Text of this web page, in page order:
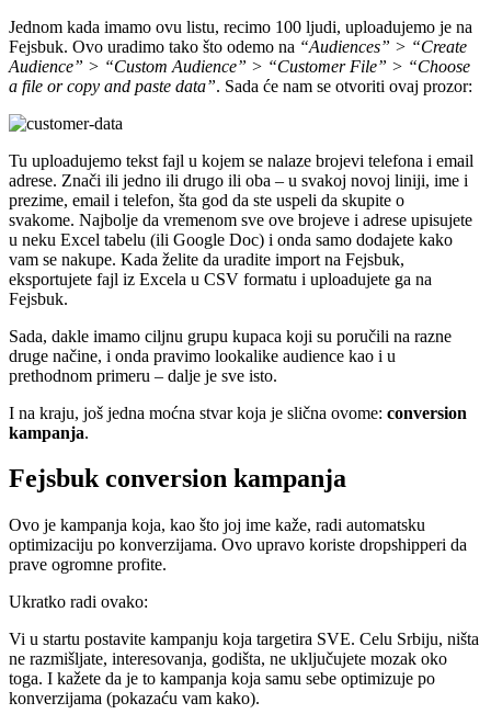
Jednom kada imamo ovu listu, recimo 100 ljudi, uploadujemo je na
Fejsbuk. Ovo uradimo tako što odemo na “Audiences” > “Create
Audience” > “Custom Audience” > “Customer File” > “Choose
a file or copy and paste data”. Sada će nam se otvoriti ovaj prozor:
Tu uploadujemo tekst fajl u kojem se nalaze brojevi telefona i email
adrese. Znači ili jedno ili drugo ili oba – u svakoj novoj liniji, ime i
prezime, email i telefon, šta god da ste uspeli da skupite o
svakome. Najbolje da vremenom sve ove brojeve i adrese upisujete
u neku Excel tabelu (ili Google Doc) i onda samo dodajete kako
vam se nakupe. Kada želite da uradite import na Fejsbuk,
eksportujete fajl iz Excela u CSV formatu i uploadujete ga na
Fejsbuk.
Sada, dakle imamo ciljnu grupu kupaca koji su poručili na razne
druge načine, i onda pravimo lookalike audience kao i u
prethodnom primeru – dalje je sve isto.
I na kraju, još jedna moćna stvar koja je slična ovome: conversion
kampanja.
Fejsbuk conversion kampanja
Ovo je kampanja koja, kao što joj ime kaže, radi automatsku
optimizaciju po konverzijama. Ovo upravo koriste dropshipperi da
prave ogromne profite.
Ukratko radi ovako:
Vi u startu postavite kampanju koja targetira SVE. Celu Srbiju, ništa
ne razmišljate, interesovanja, godišta, ne uključujete mozak oko
toga. I kažete da je to kampanja koja samu sebe optimizuje po
konverzijama (pokazaću vam kako).